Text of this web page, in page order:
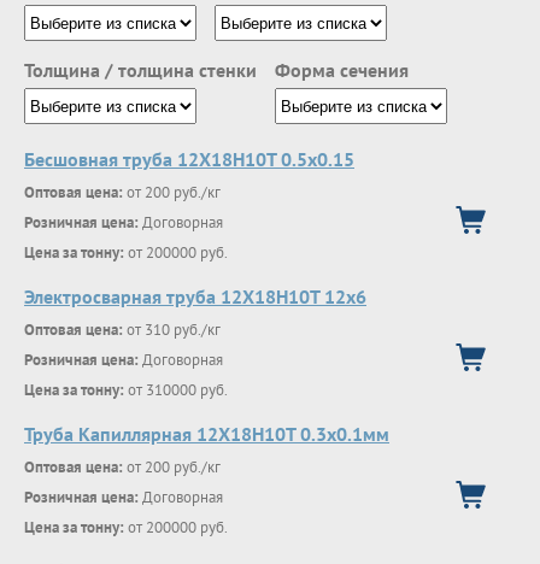
Толщина / толщина стенки Форма сечения
Бесшовная труба 12Х18Н10Т 0.5х0.15
Оптовая цена: от 200 руб./кг
Розничная цена: Договорная
Цена за тонну: от 200000 руб.
Электросварная труба 12Х18Н10Т 12х6
Оптовая цена: от 310 руб./кг
Розничная цена: Договорная
Цена за тонну: от 310000 руб.
Труба Капиллярная 12Х18Н10Т 0.3х0.1мм
Оптовая цена: от 200 руб./кг
Розничная цена: Договорная
Цена за тонну: от 200000 руб.